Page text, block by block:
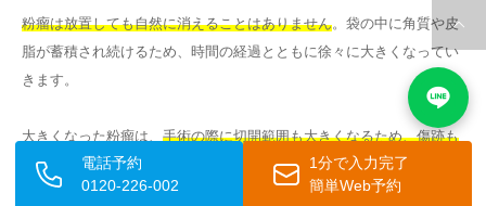
粉瘤は放置しても自然に消えることはありません。袋の中に角質や皮
脂が蓄積され続けるため、時間の経過とともに徐々に大きくなってい
きます。
大きくなった粉瘤は、 手術の際に切開範囲も大きくなるため、傷跡も
目立ちやすくなります
。また、手術時間が長くなったり、合併症のリ
スクが高まったりすることもあります。
電話予約
0120-226-002
1分で入力完了
簡単Web予約